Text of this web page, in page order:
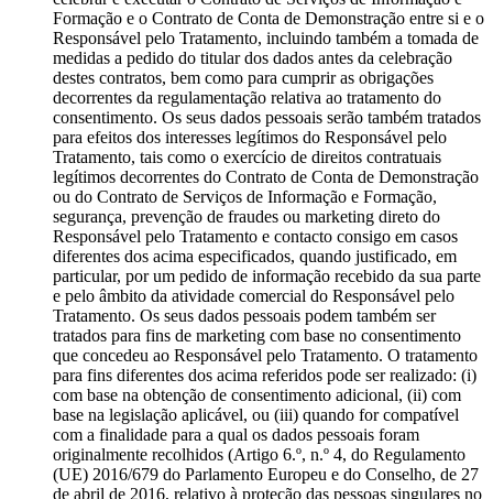
Formação e o Contrato de Conta de Demonstração entre si e o
Responsável pelo Tratamento, incluindo também a tomada de
medidas a pedido do titular dos dados antes da celebração
destes contratos, bem como para cumprir as obrigações
decorrentes da regulamentação relativa ao tratamento do
consentimento. Os seus dados pessoais serão também tratados
para efeitos dos interesses legítimos do Responsável pelo
Tratamento, tais como o exercício de direitos contratuais
legítimos decorrentes do Contrato de Conta de Demonstração
ou do Contrato de Serviços de Informação e Formação,
segurança, prevenção de fraudes ou marketing direto do
Responsável pelo Tratamento e contacto consigo em casos
diferentes dos acima especificados, quando justificado, em
particular, por um pedido de informação recebido da sua parte
e pelo âmbito da atividade comercial do Responsável pelo
Tratamento. Os seus dados pessoais podem também ser
tratados para fins de marketing com base no consentimento
que concedeu ao Responsável pelo Tratamento. O tratamento
para fins diferentes dos acima referidos pode ser realizado: (i)
com base na obtenção de consentimento adicional, (ii) com
base na legislação aplicável, ou (iii) quando for compatível
com a finalidade para a qual os dados pessoais foram
originalmente recolhidos (Artigo 6.º, n.º 4, do Regulamento
(UE) 2016/679 do Parlamento Europeu e do Conselho, de 27
de abril de 2016, relativo à proteção das pessoas singulares no